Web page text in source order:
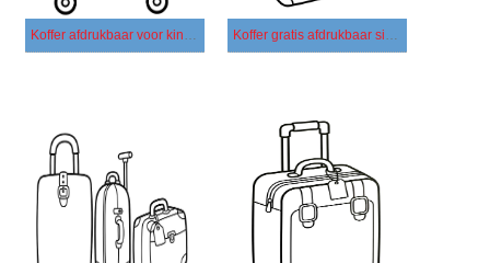
Koffer afdrukbaar voor kinderen Koffer gratis afdrukbaar simpel